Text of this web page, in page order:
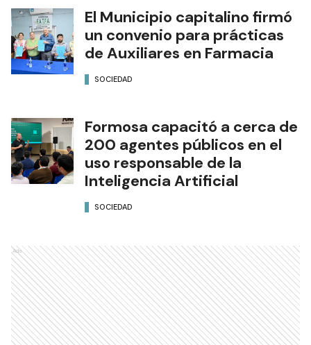
El Municipio capitalino firmó
un convenio para prácticas
de Auxiliares en Farmacia
SOCIEDAD
Formosa capacitó a cerca de
200 agentes públicos en el
uso responsable de la
Inteligencia Artificial
SOCIEDAD
Ads